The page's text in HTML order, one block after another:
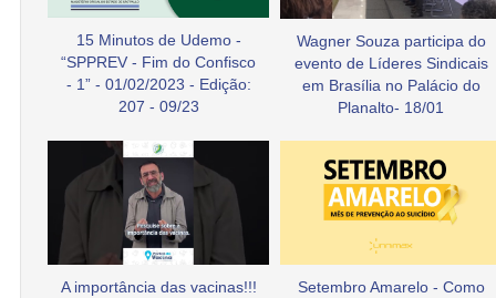
15 Minutos de Udemo -
“SPPREV - Fim do Confisco
- 1” - 01/02/2023 - Edição:
207 - 09/23
Wagner Souza participa do
evento de Líderes Sindicais
em Brasília no Palácio do
Planalto- 18/01
A importância das vacinas!!!
Setembro Amarelo - Como